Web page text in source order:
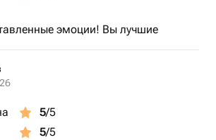
эмоции! Вы лучшие
5/5
5/5